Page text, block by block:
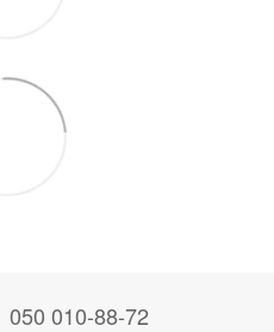
050 010-88-72